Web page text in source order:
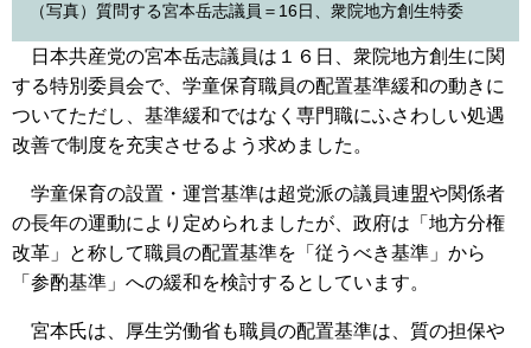
（写真）質問する宮本岳志議員＝16日、衆院地方創生特委
日本共産党の宮本岳志議員は１６日、衆院地方創生に関
する特別委員会で、学童保育職員の配置基準緩和の動きに
ついてただし、基準緩和ではなく専門職にふさわしい処遇
改善で制度を充実させるよう求めました。
学童保育の設置・運営基準は超党派の議員連盟や関係者
の長年の運動により定められましたが、政府は「地方分権
改革」と称して職員の配置基準を「従うべき基準」から
「参酌基準」への緩和を検討するとしています。
宮本氏は、厚生労働省も職員の配置基準は、質の担保や